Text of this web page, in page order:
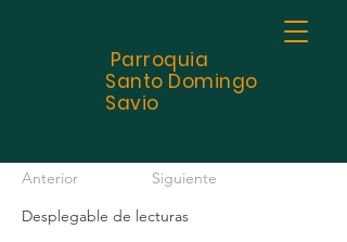
Parroquia
Santo Domingo
Savio
Anterior
Siguiente
Desplegable de lecturas